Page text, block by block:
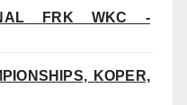
FRK WKC -
KOPER,